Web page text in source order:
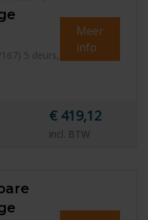
5 deurs,
Meer
info
€ 419,12
incl. BTW